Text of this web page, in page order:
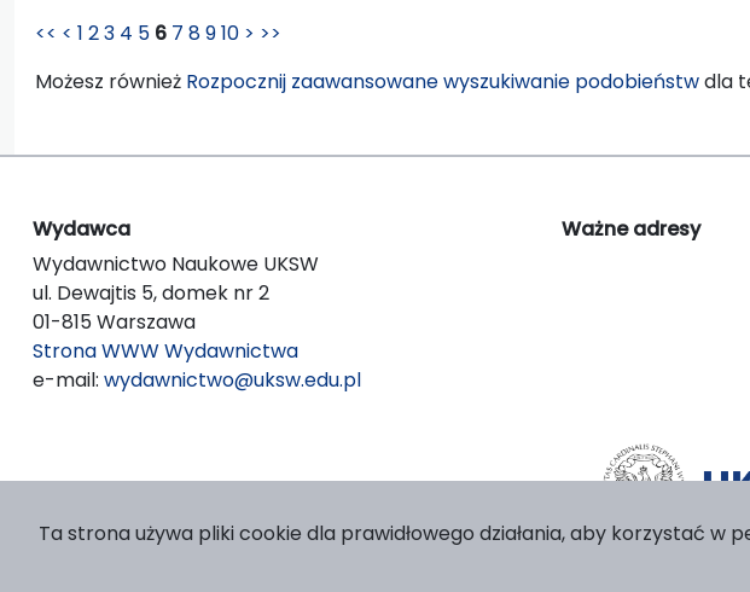
<< < 1 23 4 5 6 7 8910 > >>
Możesz również Rozpocznij zaawansowane wyszukiwanie podobieństwdla
Wydawca
Wydawnictwo Naukowe UKSW
ul. Dewajtis 5, domek nr 2
01-815 Warszawa
Strona WWW Wydawnictwa
e-mail: wydawnictwo@uksw.edu.pl
Ważne adresy
Ta strona używa pliki cookie dla prawidłowego działania, aby korzystać w